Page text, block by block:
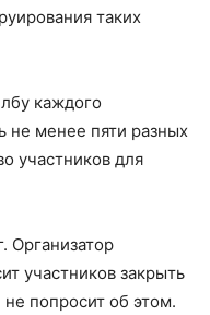
таких
каждого
не менее пяти разных
участников для
Организатор
участников закрыть
не попросит об этом.